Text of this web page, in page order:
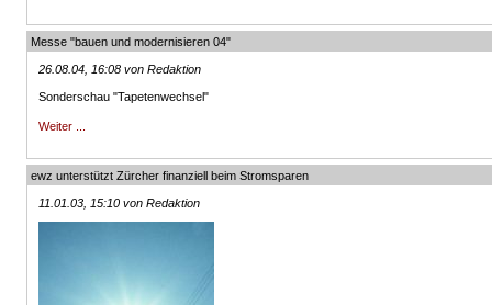
Messe "bauen und modernisieren 04"
26.08.04, 16:08 von Redaktion
Sonderschau "Tapetenwechsel"
Weiter ...
ewz unterstützt Zürcher finanziell beim Stromsparen
11.01.03, 15:10 von Redaktion